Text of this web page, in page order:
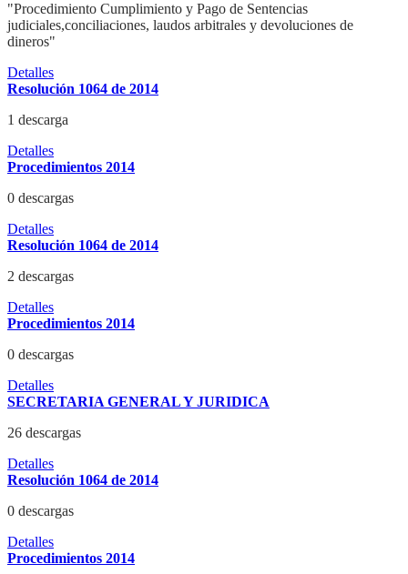
"Procedimiento Cumplimiento y Pago de Sentencias
judiciales,conciliaciones, laudos arbitrales y devoluciones de
dineros"
Detalles
Resolución 1064 de 2014
1 descarga
Detalles
Procedimientos 2014
0 descargas
Detalles
Resolución 1064 de 2014
2 descargas
Detalles
Procedimientos 2014
0 descargas
Detalles
SECRETARIA GENERAL Y JURIDICA
26 descargas
Detalles
Resolución 1064 de 2014
0 descargas
Detalles
Procedimientos 2014